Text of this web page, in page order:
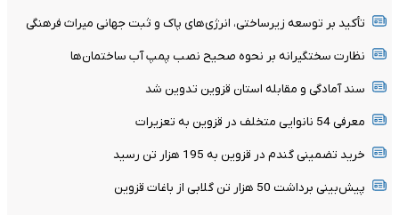
تأکید بر توسعه زیرساختی، انرژی‌های پاک و ثبت جهانی میراث فرهنگی
نظارت سختگیرانه بر نحوه صحیح نصب پمپ آب ساختمان‌ها
سند آمادگی و مقابله استان قزوین تدوین شد
معرفی 54 نانوایی متخلف در قزوین به تعزیرات
خرید تضمینی گندم در قزوین به 195 هزار تن رسید
پیش‌بینی برداشت 50 هزار تن گلابی از باغات قزوین